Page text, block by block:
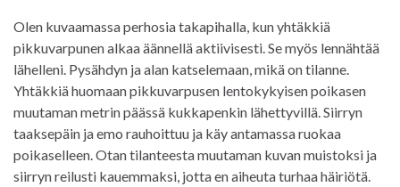
Olen kuvaamassa perhosia takapihalla, kun yhtäkkiä
pikkuvarpunen alkaa äännellä aktiivisesti. Se myös lennähtää
lähelleni. Pysähdyn ja alan katselemaan, mikä on tilanne.
Yhtäkkiä huomaan pikkuvarpusen lentokykyisen poikasen
muutaman metrin päässä kukkapenkin lähettyvillä. Siirryn
taaksepäin ja emo rauhoittuu ja käy antamassa ruokaa
poikaselleen. Otan tilanteesta muutaman kuvan muistoksi ja
siirryn reilusti kauemmaksi, jotta en aiheuta turhaa häiriötä.